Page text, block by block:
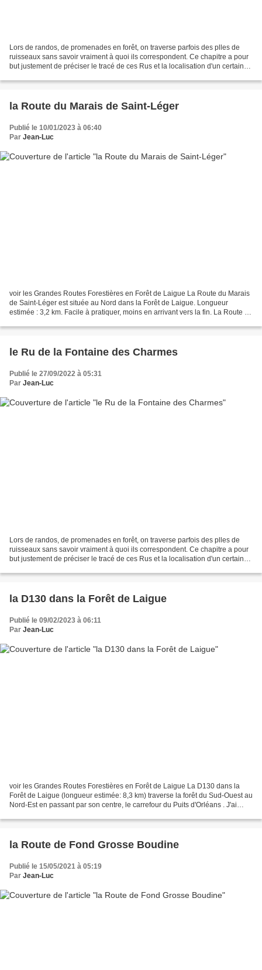
Lors de randos, de promenades en forêt, on traverse parfois des plles de
ruisseaux sans savoir vraiment à quoi ils correspondent. Ce chapitre a pour
but justement de préciser le tracé de ces Rus et la localisation d'un certain
la Route du Marais de Saint-Léger
Publié le 10/01/2023 à 06:40
Par Jean-Luc
voir les Grandes Routes Forestières en Forêt de Laigue La Route du Marais
de Saint-Léger est située au Nord dans la Forêt de Laigue. Longueur
estimée : 3,2 km. Facile à pratiquer, moins en arrivant vers la fin. La Route du
le Ru de la Fontaine des Charmes
Publié le 27/09/2022 à 05:31
Par Jean-Luc
Lors de randos, de promenades en forêt, on traverse parfois des plles de
ruisseaux sans savoir vraiment à quoi ils correspondent. Ce chapitre a pour
but justement de préciser le tracé de ces Rus et la localisation d'un certain
la D130 dans la Forêt de Laigue
Publié le 09/02/2023 à 06:11
Par Jean-Luc
voir les Grandes Routes Forestières en Forêt de Laigue La D130 dans la
Forêt de Laigue (longueur estimée: 8,3 km) traverse la forêt du Sud-Ouest au
Nord-Est en passant par son centre, le carrefour du Puits d'Orléans . J'ai
la Route de Fond Grosse Boudine
Publié le 15/05/2021 à 05:19
Par Jean-Luc